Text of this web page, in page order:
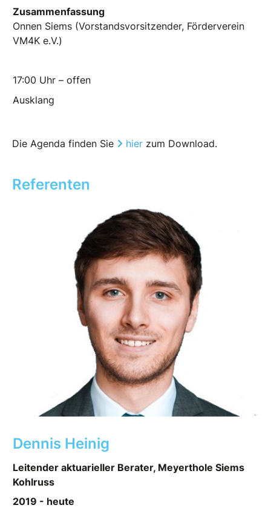
Zusammenfassung
Onnen Siems (Vorstandsvorsitzender, Förderverein
VM4K e.V.)
17:00 Uhr – offen
Ausklang
Die Agenda finden Sie hier zum Download.
Referenten
Dennis Heinig
Leitender aktuarieller Berater, Meyerthole Siems
Kohlruss
2019 - heute